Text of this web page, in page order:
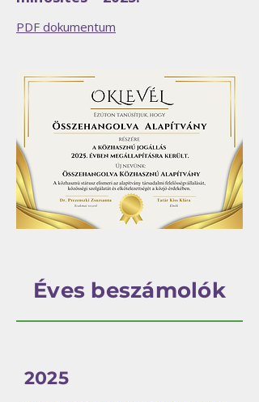
PDF dokumentum
Éves beszámolók
2025